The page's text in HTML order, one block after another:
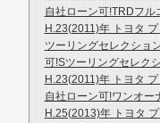
自社ローン可!TRDフル
H.23(2011)年 トヨタ
ツーリングセレクショ
可!Sツーリングセレク
H.23(2011)年 トヨタ
自社ローン可!ワンオー
H.25(2013)年 トヨタ